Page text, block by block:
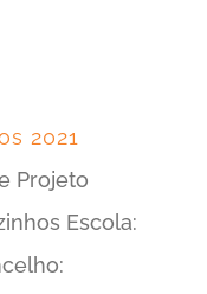
2021
Projeto
Escola: